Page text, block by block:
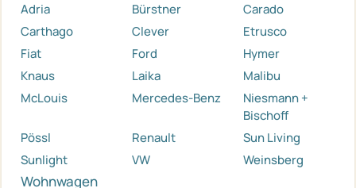
Adria Bürstner
Carado
Carthago
Clever
Etrusco
Fiat
Ford
Hymer
Knaus
Laika
Malibu
McLouis
Mercedes-Benz
Niesmann +
Bischoff
Pössl
Renault
Sun Living
Sunlight
VW Weinsberg
Wohnwagen